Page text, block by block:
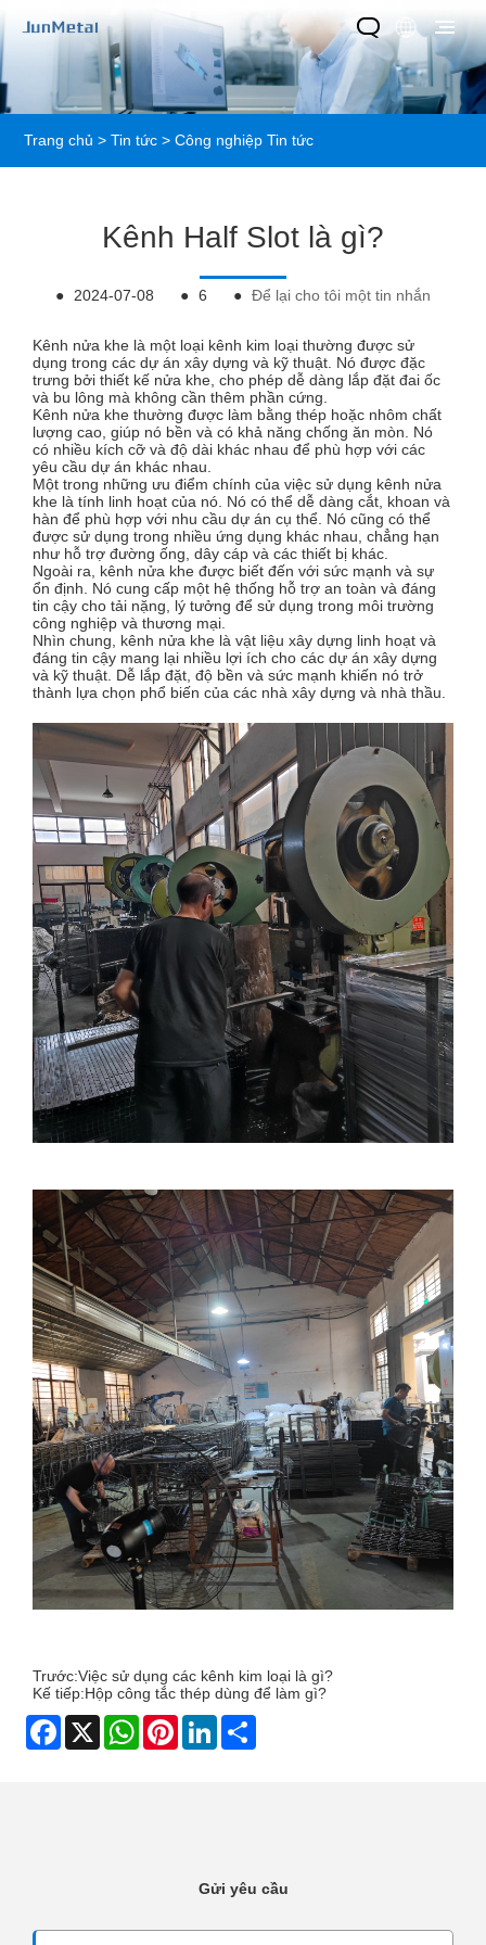
Trang chủ > Tin tức >Công nghiệp Tin tức
Kênh Half Slot là gì?
● 2024-07-08 ● 6 ● Để lại cho tôi một tin nhắn
Kênh nửa khe là một loại kênh kim loại thường được sử
dụng trong các dự án xây dựng và kỹ thuật. Nó được đặc
trưng bởi thiết kế nửa khe, cho phép dễ dàng lắp đặt đai ốc
và bu lông mà không cần thêm phần cứng.
Kênh nửa khe thường được làm bằng thép hoặc nhôm chất
lượng cao, giúp nó bền và có khả năng chống ăn mòn. Nó
có nhiều kích cỡ và độ dài khác nhau để phù hợp với các
yêu cầu dự án khác nhau.
Một trong những ưu điểm chính của việc sử dụng kênh nửa
khe là tính linh hoạt của nó. Nó có thể dễ dàng cắt, khoan và
hàn để phù hợp với nhu cầu dự án cụ thể. Nó cũng có thể
được sử dụng trong nhiều ứng dụng khác nhau, chẳng hạn
như hỗ trợ đường ống, dây cáp và các thiết bị khác.
Ngoài ra, kênh nửa khe được biết đến với sức mạnh và sự
ổn định. Nó cung cấp một hệ thống hỗ trợ an toàn và đáng
tin cậy cho tải nặng, lý tưởng để sử dụng trong môi trường
công nghiệp và thương mại.
Nhìn chung, kênh nửa khe là vật liệu xây dựng linh hoạt và
đáng tin cậy mang lại nhiều lợi ích cho các dự án xây dựng
và kỹ thuật. Dễ lắp đặt, độ bền và sức mạnh khiến nó trở
thành lựa chọn phổ biến của các nhà xây dựng và nhà thầu.
Trước:Việc sử dụng các kênh kim loại là gì?
Kế tiếp:Hộp công tắc thép dùng để làm gì?
Facebook
X WhatsAppPinterestLinkedIn
Gửi yêu cầu